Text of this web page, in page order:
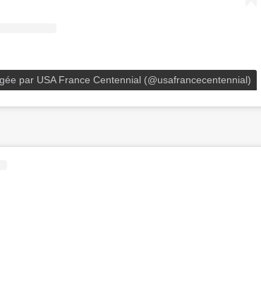
par USA France Centennial (@usafrancecentennial)